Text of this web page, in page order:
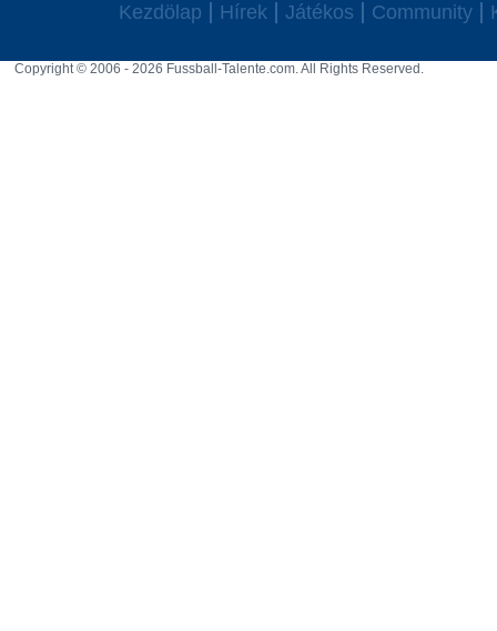
Kezdölap Hírek Játékos Community
Copyright © 2006 - 2026 Fussball-Talente.com. All Rights Reserved.